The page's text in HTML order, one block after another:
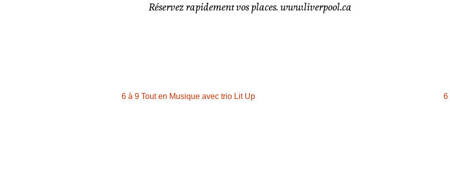
Réservez rapidement vos places. www.liverpool.ca
6 à 9 Tout en Musique avec trio Lit Up 6